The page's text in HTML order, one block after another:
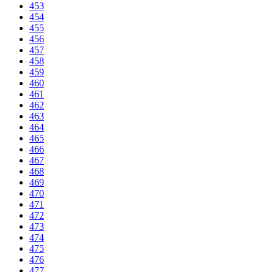
453
454
455
456
457
458
459
460
461
462
463
464
465
466
467
468
469
470
471
472
473
474
475
476